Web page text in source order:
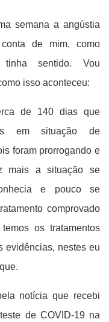
semana a angústia
de mim, como
tinha sentido. Vou
isso aconteceu:
de 140 dias que
em situação de
foram prorrogando e
mais a situação se
e pouco se
comprovado
os tratamentos
evidências, nestes eu
notícia que recebi
de COVID-19 na